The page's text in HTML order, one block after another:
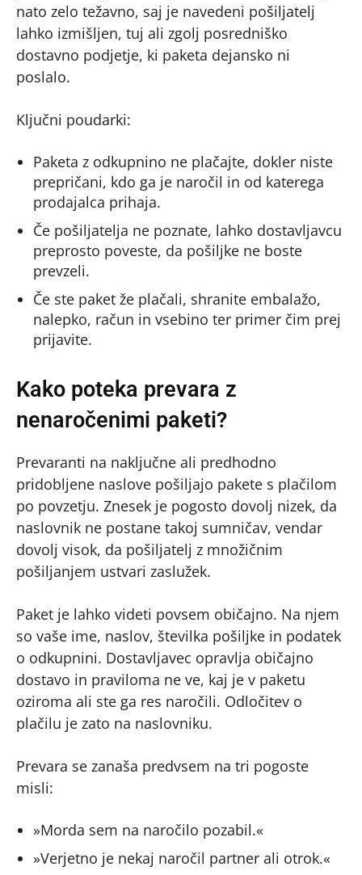
nato zelo težavno, saj je navedeni pošiljatelj
lahko izmišljen, tuj ali zgolj posredniško
dostavno podjetje, ki paketa dejansko ni
poslalo.
Ključni poudarki:
Paketa z odkupnino ne plačajte, dokler niste
prepričani, kdo ga je naročil in od katerega
prodajalca prihaja.
Če pošiljatelja ne poznate, lahko dostavljavcu
preprosto poveste, da pošiljke ne boste
prevzeli.
Če ste paket že plačali, shranite embalažo,
nalepko, račun in vsebino ter primer čim prej
prijavite.
Kako poteka prevara z
nenaročenimi paketi?
Prevaranti na naključne ali predhodno
pridobljene naslove pošiljajo pakete s plačilom
po povzetju. Znesek je pogosto dovolj nizek, da
naslovnik ne postane takoj sumničav, vendar
dovolj visok, da pošiljatelj z množičnim
pošiljanjem ustvari zaslužek.
Paket je lahko videti povsem običajno. Na njem
so vaše ime, naslov, številka pošiljke in podatek
o odkupnini. Dostavljavec opravlja običajno
dostavo in praviloma ne ve, kaj je v paketu
oziroma ali ste ga res naročili. Odločitev o
plačilu je zato na naslovniku.
Prevara se zanaša predvsem na tri pogoste
misli:
»Morda sem na naročilo pozabil.«
»Verjetno je nekaj naročil partner ali otrok.«